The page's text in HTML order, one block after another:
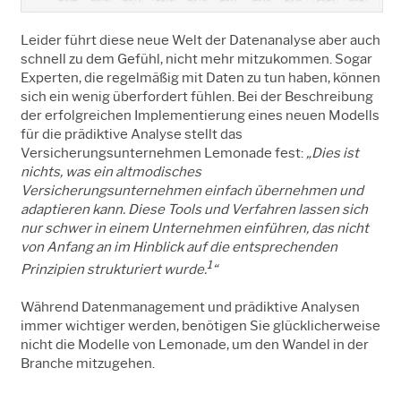
Leider führt diese neue Welt der Datenanalyse aber auch
schnell zu dem Gefühl, nicht mehr mitzukommen. Sogar
Experten, die regelmäßig mit Daten zu tun haben, können
sich ein wenig überfordert fühlen. Bei der Beschreibung
der erfolgreichen Implementierung eines neuen Modells
für die prädiktive Analyse stellt das
Versicherungsunternehmen Lemonade fest: „Dies ist
nichts, was ein altmodisches
Versicherungsunternehmen einfach übernehmen und
adaptieren kann. Diese Tools und Verfahren lassen sich
nur schwer in einem Unternehmen einführen, das nicht
von Anfang an im Hinblick auf die entsprechenden
Prinzipien strukturiert wurde.1 “
Während Datenmanagement und prädiktive Analysen
immer wichtiger werden, benötigen Sie glücklicherweise
nicht die Modelle von Lemonade, um den Wandel in der
Branche mitzugehen.